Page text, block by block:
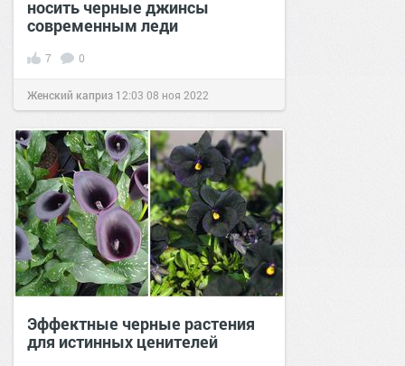
носить черные джинсы
современным леди
7 0
Женский каприз 12:03 08 ноя 2022
Эффектные черные растения
для истинных ценителей